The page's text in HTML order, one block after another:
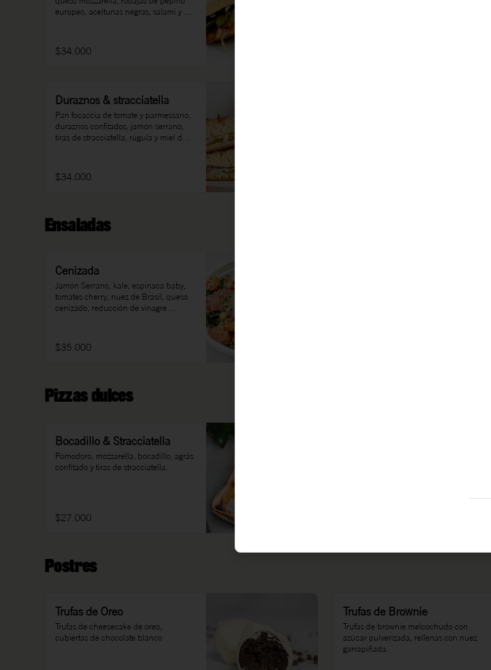
europeo, aceitunas negras, salami y
$34.000
Duraznos & stracciatella
Pan focaccia de tomate y parmessano,
duraznos confitados, jamón serrano,
tiras de stracciatella, rúgula y miel de
$34.000
Ensaladas
Cenizada
Jamón Serrano, kale, espinaca baby,
tomates cherry, nuez de Brasil, queso
cenizado, reducción de vinagre
$35.000
Pizzas dulces
Bocadillo & Stracciatella
Pomodoro, mozzarella, bocadillo, agrás
confitado y tiras de stracciatella.
$27.000
Postres
Trufas de Oreo
Trufas de cheesecake de oreo,
cubiertas de chocolate blanco
Trufas de Brownie
Trufas de brownie melcochudo con
azúcar pulverizada, rellenas con nuez
garrapiñada.